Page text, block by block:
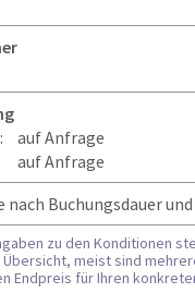
auf Anfrage
auf Anfrage
nach Buchungsdauer und
zu den Konditionen
Übersicht, meist sind
Endpreis für Ihren